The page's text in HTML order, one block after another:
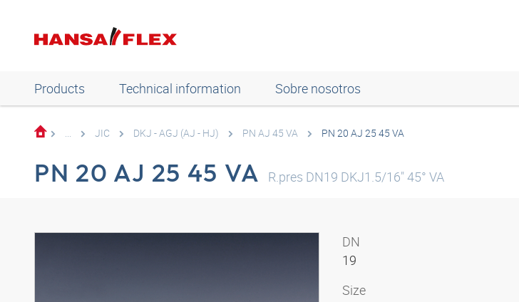
Products Technical information Sobre nosotros
... JIC DKJ - AGJ (AJ - HJ) PN AJ 45 VA PN 20 AJ 25 45 VA
PN 20 AJ 25 45 VA R.pres DN19 DKJ1.5/16" 45° VA
DN
19
Size